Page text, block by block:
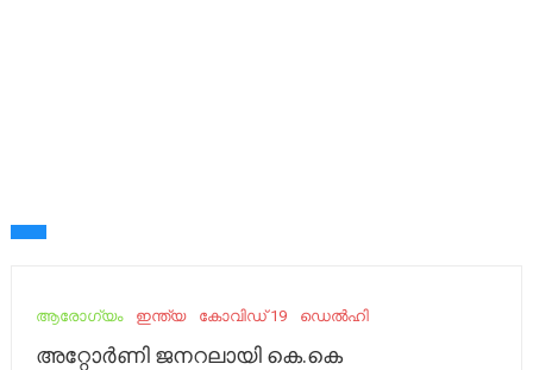
ആരോഗ്യം ഇന്ത്യ കോവിഡ് 19 ഡെൽഹി
അറ്റോര്‍ണി ജനറലായി കെ.കെ